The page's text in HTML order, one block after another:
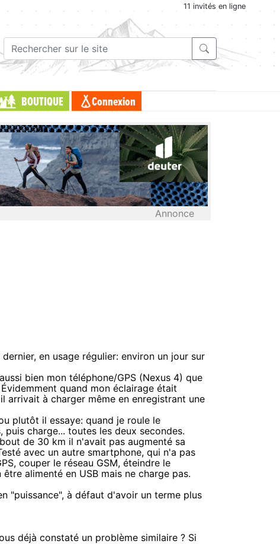
11 invités en ligne
BOUTIQUE Connexion
Annonce
en usage régulier: environ un jour sur
bien mon téléphone/GPS (Nexus 4) que
quand mon éclairage était
arrivait à charger même en enregistrant une
plutôt il essaye: quand je roule le
charge... toutes les deux secondes.
de 30 km il n'avait pas augmenté sa
avec un autre smartphone, qui n'a pas
couper le réseau GSM, éteindre le
alimenté en USB mais ne charge pas.
"puissance", à défaut d'avoir un terme plus
déjà constaté un problème similaire ? Si